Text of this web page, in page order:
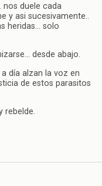
nos duele cada
y asi sucesivamente..
heridas… solo
desde abajo.
día alzan la voz en
de estos parasitos
rebelde.